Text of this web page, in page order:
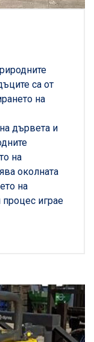
са от
на
дървета и
на
околната
на
процес играе